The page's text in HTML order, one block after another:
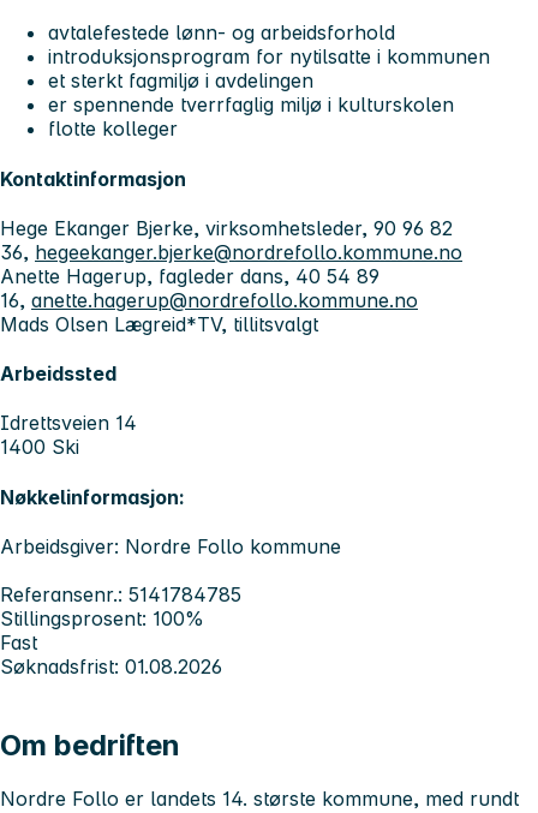
avtalefestede lønn- og arbeidsforhold
introduksjonsprogram for nytilsatte i kommunen
et sterkt fagmiljø i avdelingen
er spennende tverrfaglig miljø i kulturskolen
flotte kolleger
Kontaktinformasjon
Hege Ekanger Bjerke, virksomhetsleder, 90 96 82
36, hegeekanger.bjerke@nordrefollo.kommune.no
Anette Hagerup, fagleder dans, 40 54 89
16, anette.hagerup@nordrefollo.kommune.no
Mads Olsen Lægreid*TV, tillitsvalgt
Arbeidssted
Idrettsveien 14
1400 Ski
Nøkkelinformasjon:
Arbeidsgiver: Nordre Follo kommune
Referansenr.: 5141784785
Stillingsprosent: 100%
Fast
Søknadsfrist: 01.08.2026
Om bedriften
Nordre Follo er landets 14. største kommune, med rundt